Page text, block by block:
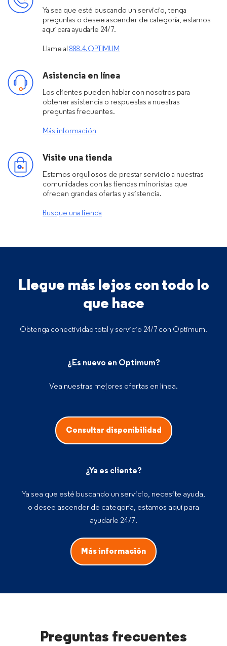
Ya sea que esté buscando un servicio, tenga
preguntas o desee ascender de categoría, estamos
aquí para ayudarle 24/7.
Llame al 888.4.OPTIMUM
Asistencia en línea
Los clientes pueden hablar con nosotros para
obtener asistencia o respuestas a nuestras
preguntas frecuentes.
Más información
Visite una tienda
Estamos orgullosos de prestar servicio a nuestras
comunidades con las tiendas minoristas que
ofrecen grandes ofertas y asistencia.
Busque una tienda
Llegue más lejos con todo lo
que hace
Obtenga conectividad total y servicio 24/7 con Optimum.
¿Es nuevo en Optimum?
Vea nuestras mejores ofertas en línea.
Consultar disponibilidad
¿Ya es cliente?
Ya sea que esté buscando un servicio, necesite ayuda,
o desee ascender de categoría, estamos aquí para
ayudarle 24/7.
Más información
Preguntas frecuentes